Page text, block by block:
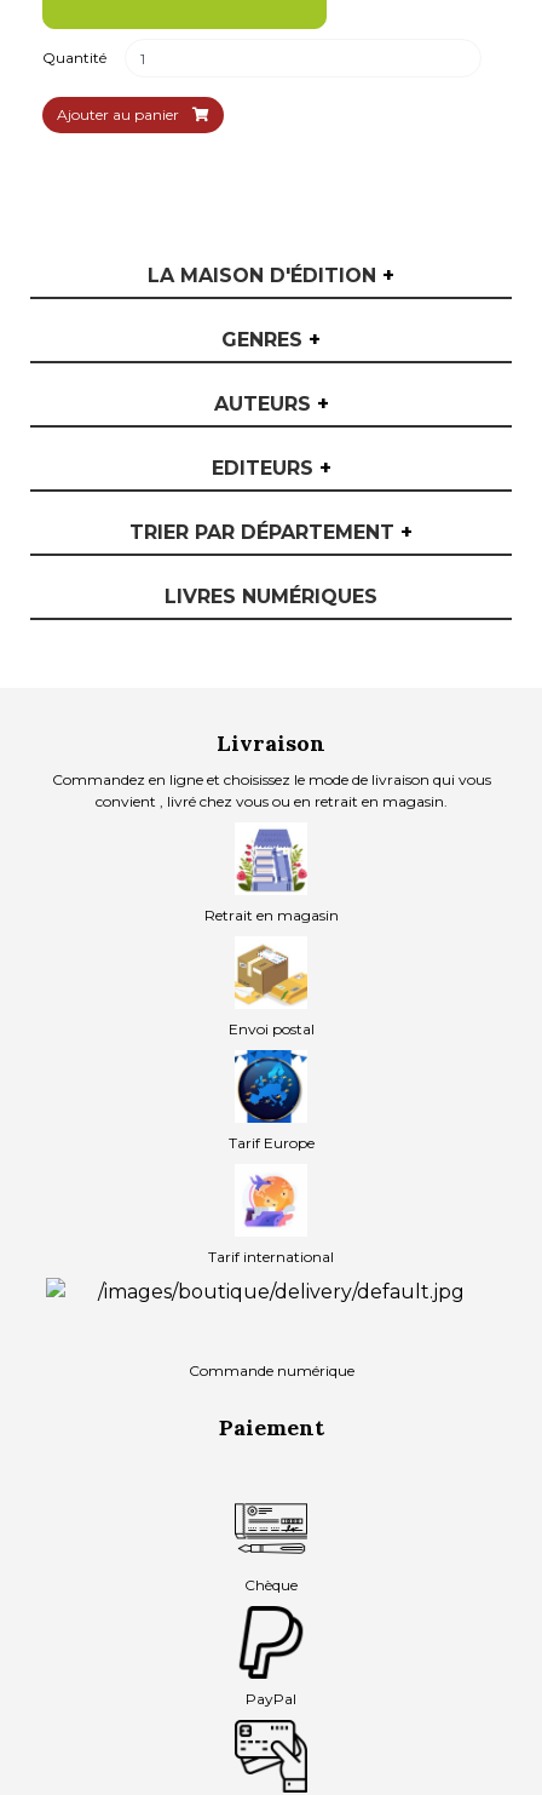
LA MAISON D'ÉDITION +
GENRES +
AUTEURS +
EDITEURS +
TRIER PAR DÉPARTEMENT +
LIVRES NUMÉRIQUES
Quantité
Ajouter au panier
Livraison
Commandez en ligne et choisissez le mode de livraison qui vous
convient , livré chez vous ou en retrait en magasin.
Retrait en magasin
Envoi postal
Tarif Europe
Tarif international
Commande numérique
Paiement
Chèque
PayPal